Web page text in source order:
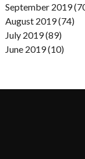
September 2019
August 2019 (74)
July 2019 (89)
June 2019 (10)